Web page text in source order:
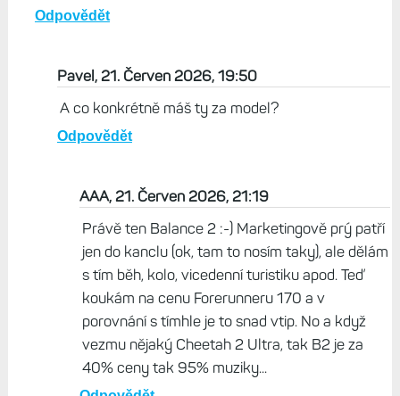
Odpovědět
Pavel, 21. Červen 2026, 19:50
A co konkrétně máš ty za model?
Odpovědět
AAA, 21. Červen 2026, 21:19
Právě ten Balance 2 :-) Marketingově prý patří
jen do kanclu (ok, tam to nosím taky), ale dělám
s tím běh, kolo, vicedenní turistiku apod. Teď
koukám na cenu Forerunneru 170 a v
porovnání s tímhle je to snad vtip. No a když
vezmu nějaký Cheetah 2 Ultra, tak B2 je za
40% ceny tak 95% muziky...